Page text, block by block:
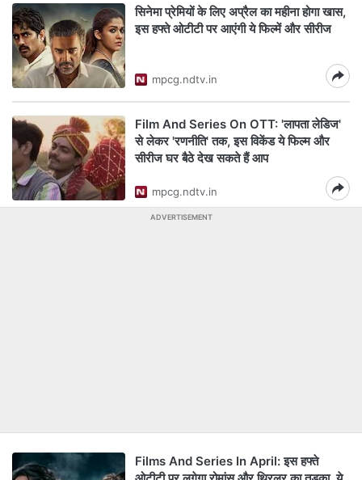
सिनेमा प्रेमियों के लिए अप्रैल का महीना होगा खास,
इस हफ्ते ओटीटी पर आएंगी ये फिल्में और सीरीज
mpcg.ndtv.in
Film And Series On OTT: 'लापता लेडिज'
से लेकर 'रणनीति' तक, इस विकेंड ये फिल्म और
सीरीज घर बैठे देख सकते हैं आप
mpcg.ndtv.in
ADVERTISEMENT
Films And Series In April: इस हफ्ते